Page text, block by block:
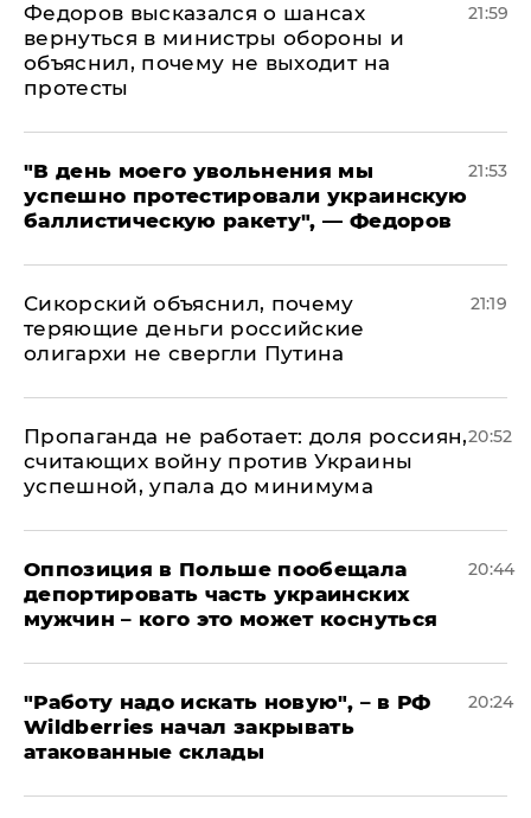
Федоров высказался о шансах
вернуться в министры обороны и
объяснил, почему не выходит на
протесты
21:59
​"В день моего увольнения мы
успешно протестировали украинскую
баллистическую ракету", — Федоров
21:53
Сикорский объяснил, почему
теряющие деньги российские
олигархи не свергли Путина
21:19
​Пропаганда не работает: доля россиян,
считающих войну против Украины
успешной, упала до минимума
20:52
Оппозиция в Польше пообещала
депортировать часть украинских
мужчин – кого это может коснуться
20:44
"Работу надо искать новую", – в РФ
Wildberries начал закрывать
атакованные склады
20:24